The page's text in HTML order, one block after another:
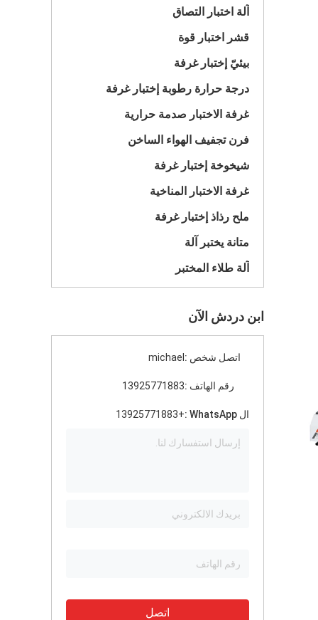
آلة اختبار التصاق
قشر اختبار قوة
بيئيّ إختبار غرفة
درجة حرارة رطوبة إختبار غرفة
غرفة الاختبار صدمة حرارية
فرن تجفيف الهواء الساخن
شيخوخة إختبار غرفة
غرفة الاختبار المناخية
ملح رذاذ إختبار غرفة
متانة يختبر آلة
آلة طلاء المختبر
ابن دردش الآن
اتصل شخص : michael
رقم الهاتف :13925771883
ال WhatsApp : +13925771883
اتصل